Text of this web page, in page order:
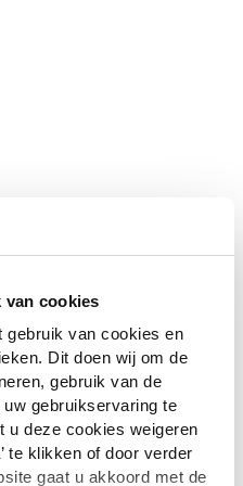
van cookies
gebruik van cookies en
Dit doen wij om de
gebruik van de
gebruikservaring te
u deze cookies weigeren
te klikken of door verder
gaat u akkoord met de
has occurredwhile loading